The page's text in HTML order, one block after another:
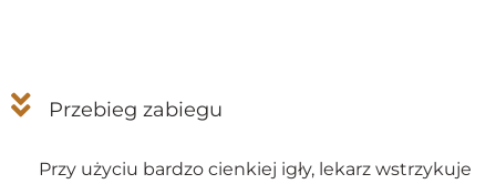
Przebieg zabiegu
Przy użyciu bardzo cienkiej igły, lekarz wstrzykuje